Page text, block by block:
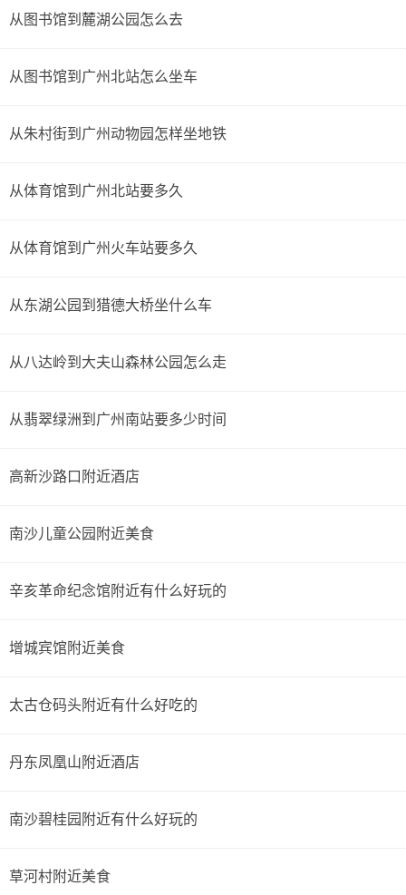
从图书馆到麓湖公园怎么去
从图书馆到广州北站怎么坐车
从朱村街到广州动物园怎样坐地铁
从体育馆到广州北站要多久
从体育馆到广州火车站要多久
从东湖公园到猎德大桥坐什么车
从八达岭到大夫山森林公园怎么走
从翡翠绿洲到广州南站要多少时间
高新沙路口附近酒店
南沙儿童公园附近美食
辛亥革命纪念馆附近有什么好玩的
增城宾馆附近美食
太古仓码头附近有什么好吃的
丹东凤凰山附近酒店
南沙碧桂园附近有什么好玩的
草河村附近美食